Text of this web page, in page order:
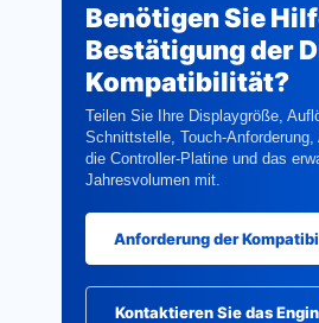
Benötigen Sie
Bestätigung der
Kompatibilität?
Teilen Sie Ihre Displaygröße,
Schnittstelle, Touch-Anforderung,
die Controller-Platine und das
Jahresvolumen mit.
Anforderung der
Kontaktieren Sie das